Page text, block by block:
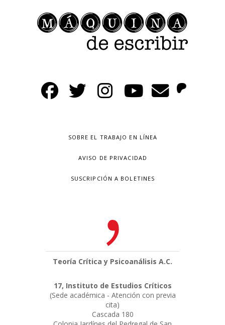
SOBRE EL TRABAJO EN LÍNEA
AVISO DE PRIVACIDAD
SUSCRIPCIÓN A BOLETINES
Teoría Crítica y Psicoanálisis A.C.
17, Instituto de Estudios Críticos
(Sede académica - Atención con previa
cita)
Cascada 180